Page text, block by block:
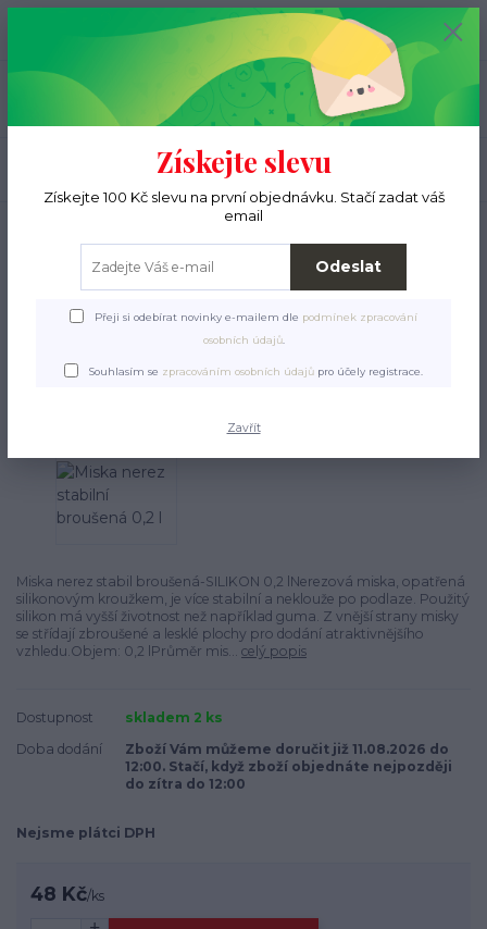
Menu
(Po-Pá, 9-15 hod.)
0 ks
0 Kč
Miska nerez stabilní broušená 0,2 l
Miska nerez stabilní
broušená 0,2 l
Miska nerez stabil broušená-SILIKON 0,2 lNerezová miska, opatřená
silikonovým kroužkem, je více stabilní a neklouže po podlaze. Použitý
silikon má vyšší životnost než například guma. Z vnější strany misky
se střídají zbroušené a lesklé plochy pro dodání atraktivnějšího
vzhledu.Objem: 0,2 lPrůměr mis... celý popis
Dostupnost
skladem 2 ks
Doba dodání
Zboží Vám můžeme doručit již 11.08.2026 do
12:00. Stačí, když zboží objednáte nejpozději
do zítra do 12:00
Nejsme plátci DPH
48 Kč/ks
Získejte slevu
Získejte 100 Kč slevu na první objednávku. Stačí zadat váš
email
Odeslat
Přeji si odebírat novinky e-mailem dle podmínek zpracování
osobních údajů.
Souhlasím se zpracováním osobních údajů pro účely registrace.
Zavřít